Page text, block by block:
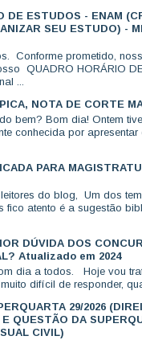
DE ESTUDOS - ENAM
SEU ESTUDO) -
Conforme prometido,
QUADRO HORÁRIO
...
NOTA DE CORTE
bem? Bom dia! Ontem
conhecida por
PARA
do blog, Um dos
fico atento é a sugestão
DÚVIDA DOS
Atualizado em 2024
dia a todos. Hoje vou
difícil de responder,
29/2026
QUESTÃO DA
CIVIL)